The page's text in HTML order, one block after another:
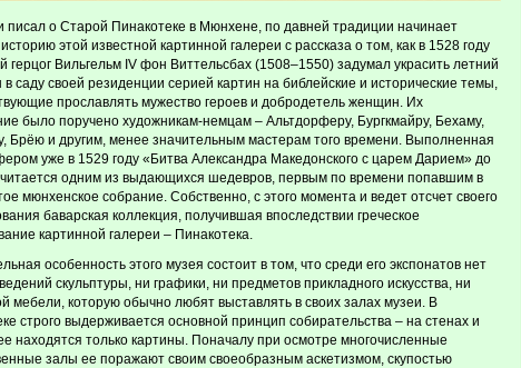
писал о Старой Пинакотеке в Мюнхене, по давней традиции начинает
этой известной картинной галереи с рассказа о том, как в 1528 году
герцог Вильгельм IV фон Виттельсбах (1508–1550) задумал украсить летний
в саду своей резиденции серией картин на библейские и исторические темы,
прославлять мужество героев и добродетель женщин. Их
было поручено художникам-немцам – Альтдорферу, Бургкмайру, Бехаму,
Брёю и другим, менее значительным мастерам того времени. Выполненная
уже в 1529 году «Битва Александра Македонского с царем Дарием» до
одним из выдающихся шедевров, первым по времени попавшим в
мюнхенское собрание. Собственно, с этого момента и ведет отсчет своего
баварская коллекция, получившая впоследствии греческое
картинной галереи – Пинакотека.
особенность этого музея состоит в том, что среди его экспонатов нет
скульптуры, ни графики, ни предметов прикладного искусства, ни
мебели, которую обычно любят выставлять в своих залах музеи. В
строго выдерживается основной принцип собирательства – на стенах и
находятся только картины. Поначалу при осмотре многочисленные
залы ее поражают своим своеобразным аскетизмом, скупостью